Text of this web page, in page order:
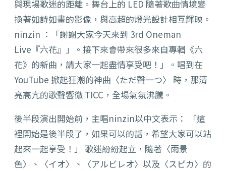
與現場歌迷的距離。舞台上的 LED 隨著歌曲情境變
換著如詩如畫的影像，與高超的燈光設計相互輝映。
ninzin ：「謝謝大家今天來到 3rd Oneman
Live『六花』」。接下來會帶來很多來自專輯《六
花》的新曲，請大家一起盡情享受吧！」。唱到在
YouTube 掀起狂潮的神曲〈ただ聲一つ〉 時，那清
亮高亢的歌聲響徹 TICC，全場氣氛沸騰。
後半段演出開始前，主唱ninzin以中文表示： 「這
裡開始是後半段了，如果可以的話，希望大家可以站
起來一起享受！」 歌迷紛紛起立，隨著〈雨景
色〉、〈イオ〉、〈アルビレオ〉以及〈スピカ〉的